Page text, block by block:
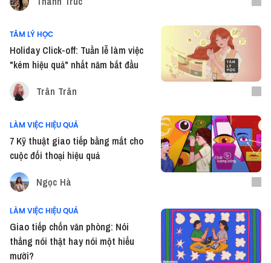
TÂM LÝ HỌC
Holiday Click-off: Tuần lễ làm việc
"kém hiệu quả" nhất năm bắt đầu
Trân Trân
LÀM VIỆC HIỆU QUẢ
7 Kỹ thuật giao tiếp bằng mắt cho
cuộc đối thoại hiệu quả
Ngọc Hà
LÀM VIỆC HIỆU QUẢ
Giao tiếp chốn văn phòng: Nói
thẳng nói thật hay nói một hiểu
mười?